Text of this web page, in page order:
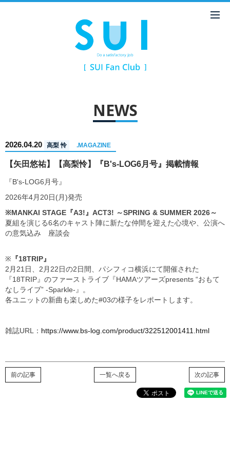
NEWS
2026.04.20 高梨 怜 .MAGAZINE
【矢田悠祐】【高梨怜】『B's-LOG6月号』掲載情報
『B's-LOG6月号』
2026年4月20日(月)発売
※MANKAI STAGE『A3!』ACT3! ～SPRING & SUMMER 2026～
夏組を演じる6名のキャスト陣に新たな仲間を迎えた心境や、公演へ
の意気込み 座談会
※ 『18TRIP』
2月21日、2月22日の2日間、パシフィコ横浜にて開催された
『18TRIP』のファーストライブ『HAMAツアーズpresents “おもて
なしライブ” -Sparkle-』。
各ユニットの新曲も楽しめた#03の様子をレポートします。
雑誌URL： https://www.bs-log.com/product/322512001411.html
次の記事
一覧へ戻る
前の記事